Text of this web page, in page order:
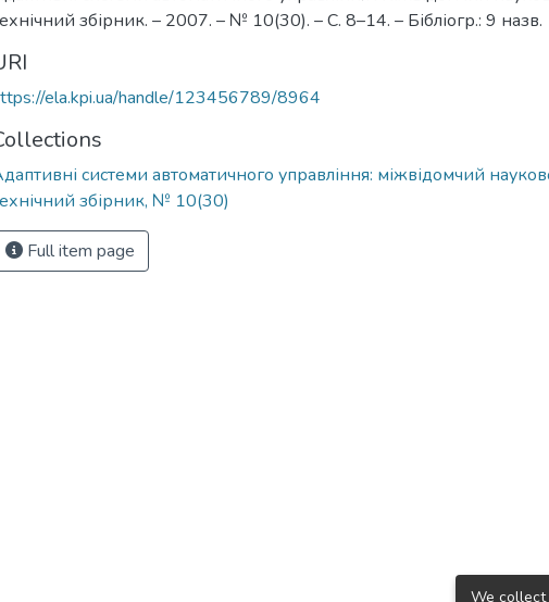
збірник. – 2007. – № 10(30). – С. 8–14. – Бібліогр.: 9 назв.
ela.kpi.ua/handle/123456789/8964
системи автоматичного управління: міжвідомчий
збірник, № 10(30)
Full item page
We collect